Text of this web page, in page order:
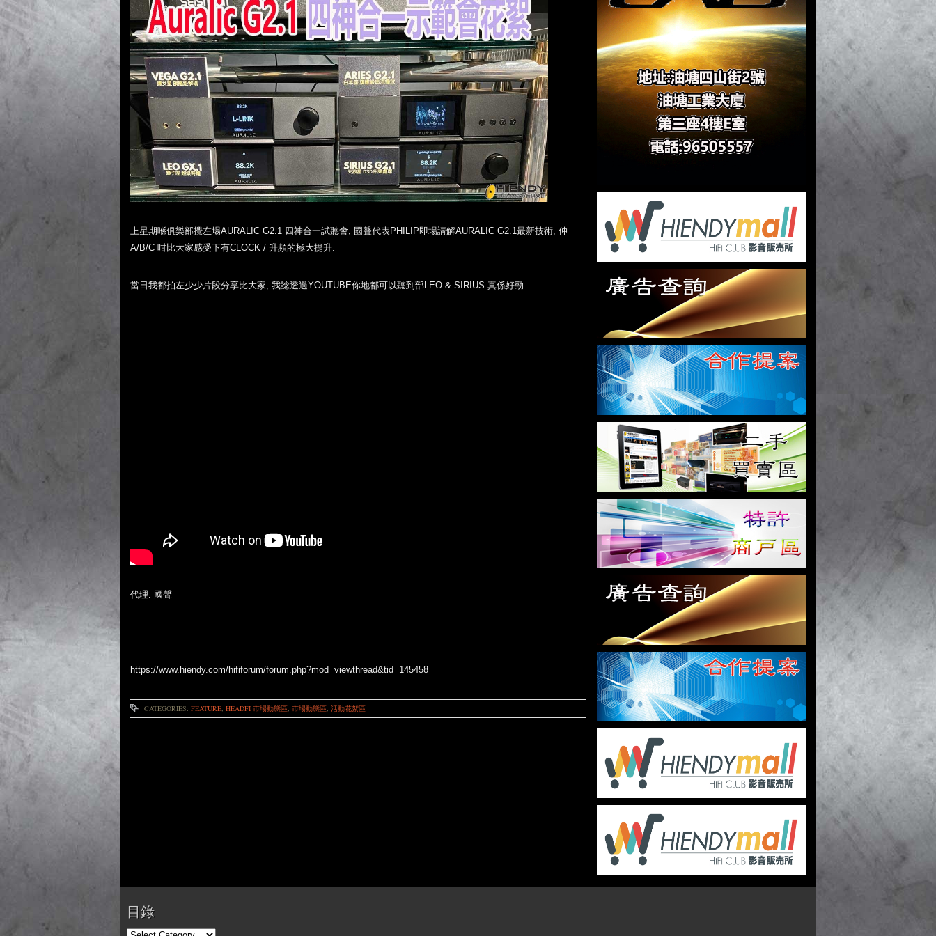
上星期喺俱樂部攪左場AURALIC G2.1 四神合一試聽會, 國聲代表PHILIP即場講解AURALIC G2.1最新技術, 仲
A/B/C 咁比大家感受下有CLOCK / 升頻的極大提升.
當日我都拍左少少片段分享比大家, 我諗透過YOUTUBE你地都可以聽到部LEO & SIRIUS 真係好勁.
代理: 國聲
https://www.hiendy.com/hififorum/forum.php?mod=viewthread&tid=145458
CATEGORIES: FEATURE HEADFI 市場動態區 市場動態區 活動花絮區
目錄
目